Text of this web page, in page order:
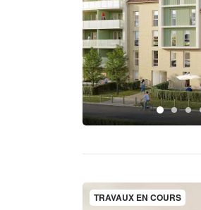
TRAVAUX EN COURS